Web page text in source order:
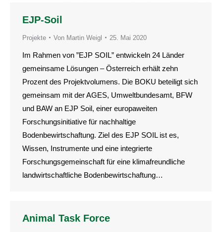
EJP-Soil
Projekte Von Martin Weigl 25. Mai 2020
Im Rahmen von ”EJP SOIL” entwickeln 24 Länder
gemeinsame Lösungen – Österreich erhält zehn
Prozent des Projektvolumens. Die BOKU beteiligt sich
gemeinsam mit der AGES, Umweltbundesamt, BFW
und BAW an EJP Soil, einer europaweiten
Forschungsinitiative für nachhaltige
Bodenbewirtschaftung. Ziel des EJP SOIL ist es,
Wissen, Instrumente und eine integrierte
Forschungsgemeinschaft für eine klimafreundliche
landwirtschaftliche Bodenbewirtschaftung…
Animal Task Force